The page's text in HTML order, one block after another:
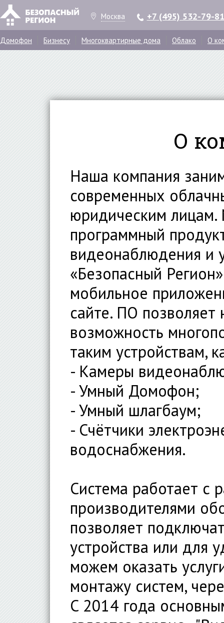
Москва +7 (495) 532-79-81
Домофон Бизнесу Многоквартирные дома Облако О
О
Наша компания
современных
юридическим
программный
видеонаблюдения и
«Безопасный
мобильное
сайте. ПО
возможность
таким устройствам,
- Камеры
- Умный Домофон;
- Умный шлагбаум;
- Счётчики
водоснабжения.
Система работает с
производителями
позволяет
устройства или для
можем оказать
монтажу систем,
C 2014 года